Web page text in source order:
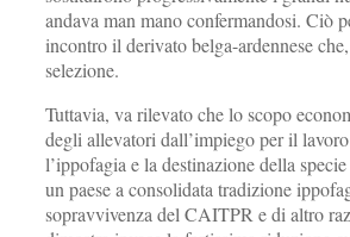
andava man mano confermandosi. Ciò
incontro il derivato belga-ardennese
selezione.
Tuttavia, va rilevato che lo scopo
degli allevatori dall’impiego per il
l’ippofagia e la destinazione della
un paese a consolidata tradizione
sopravvivenza del CAITPR e di altro